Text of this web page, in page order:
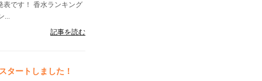
です！ 香水ランキング
...
記事を読む
タートしました！